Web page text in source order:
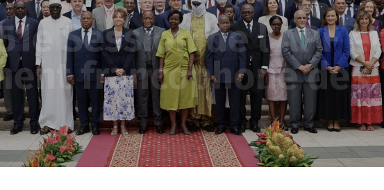
la Commission des
sociales
(Yaoundé,